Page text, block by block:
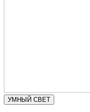
УМНЫЙ СВЕТ